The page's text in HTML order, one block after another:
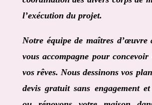
l’exécution du projet.
Notre équipe de maîtres d’œuvre
vous accompagne pour
vos rêves. Nous dessinons vos
devis gratuit sans engagement